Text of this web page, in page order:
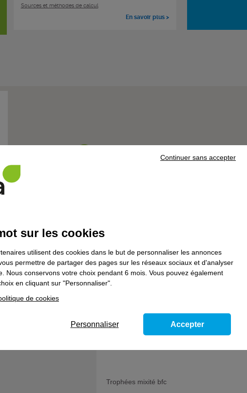
Sources et méthodes de calcul
En savoir plus >
Trophées mixité bfc
sur les cookies
utilisent des cookies dans le but de personnaliser les annonces
permettre de partager des pages sur les réseaux sociaux et d'analyser
Nous conservons votre choix pendant 6 mois. Vous pouvez également
en cliquant sur "Personnaliser".
de cookies
Continuer sans accepter
Personnaliser Accepter